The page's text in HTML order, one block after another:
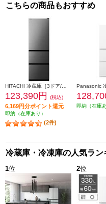
こちらの商品もおすすめ
123,390円 (税込)
6,169円分ポイント還元
即納（在庫あり）
(2件)
即納（在庫あ
冷蔵庫・冷凍庫の人気ラン
1位 2位